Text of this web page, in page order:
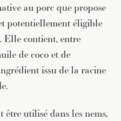
au porc que propose
potentiellement éligible
Elle contient, entre
de coco et de
issu de la racine
utilisé dans les nems,